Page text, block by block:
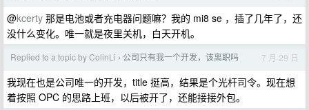
@kcerty 那是电池或者充电器问题嘛？我的 mi8 se ，插了几年了，还
没什么变化。唯一就是夜里关机，白天开机。
Replied to a topic by ColinLi › 公司只有我一个开发，该离职吗 7 月 29 日
我现在也是公司唯一的开发，title 挺高，结果是个光杆司令。现在想
着按照 OPC 的思路上班，以后被开了，还能接接外包。